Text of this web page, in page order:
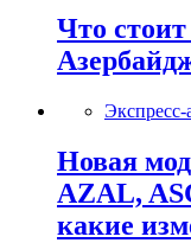
Что
Экспресс-
Новая
AZAL,
какие